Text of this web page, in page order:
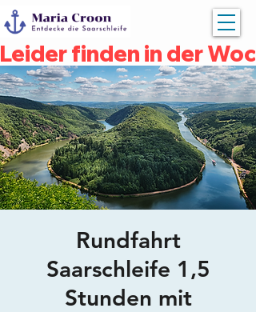
Leider finden in der
Rundfahrt
Saarschleife 1,5
Stunden mit